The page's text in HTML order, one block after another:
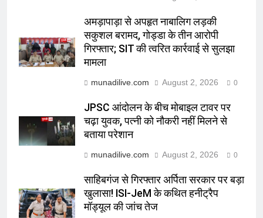
अमड़ापाड़ा से अपहृत नाबालिग लड़की
सकुशल बरामद, गोड्डा के तीन आरोपी
गिरफ्तार; SIT की त्वरित कार्रवाई से सुलझा
मामला
munadilive.com August 2, 2026 0
JPSC आंदोलन के बीच मोबाइल टावर पर
चढ़ा युवक, पत्नी को नौकरी नहीं मिलने से
बताया परेशान
munadilive.com August 2, 2026 0
साहिबगंज से गिरफ्तार अर्पिता सरकार पर बड़ा
खुलासा! ISI-JeM के कथित हनीट्रैप
मॉड्यूल की जांच तेज